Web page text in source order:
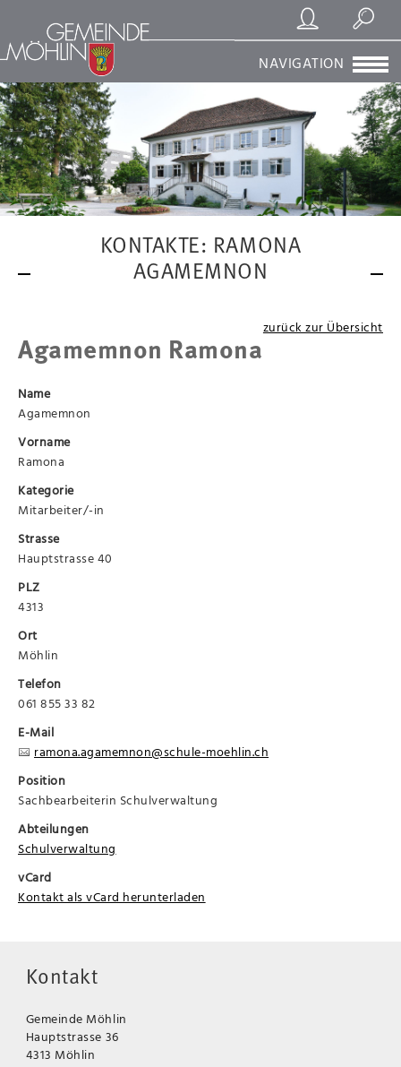
Registrierung/Login
Suchen
NAVIGATION
KONTAKTE: RAMONA
AGAMEMNON
zurück zur Übersicht
Agamemnon Ramona
Name
Agamemnon
Vorname
Ramona
Kategorie
Mitarbeiter/-in
Strasse
Hauptstrasse 40
PLZ
4313
Ort
Möhlin
Telefon
061 855 33 82
E-Mail
ramona.agamemnon@schule-moehlin.ch
Position
Sachbearbeiterin Schulverwaltung
Abteilungen
Schulverwaltung
vCard
Kontakt als vCard herunterladen
Kontakt
Gemeinde Möhlin
Hauptstrasse 36
4313 Möhlin